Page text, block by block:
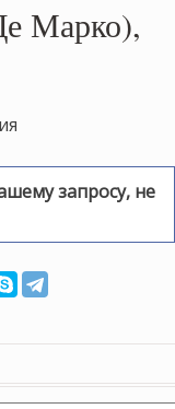
Марко),
запросу, не